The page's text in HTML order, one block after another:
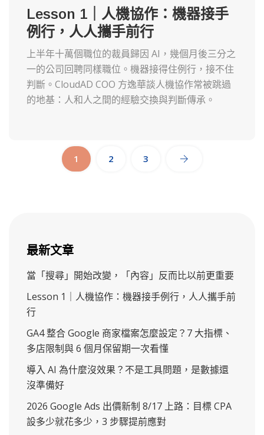
Lesson 1｜人機協作：機器接手
例行，人人攜手前行
上半年十萬個職位的裁員歸因 AI，幾個月後三分之
一的公司回聘同樣職位。機器接得住例行，接不住
判斷。CloudAD COO 方逸華談人機協作常被跳過
的地基：人和人之間的經驗交換與判斷傳承。
1 2 3
最新文章
當「搜尋」開始改變，「內容」反而比以前更重要
Lesson 1｜人機協作：機器接手例行，人人攜手前
行
GA4 整合 Google 商家檔案怎麼設定？7 大指標、
多店限制與 6 個月保留期一次看懂
導入 AI 為什麼沒效果？不是工具問題，是數據還
沒準備好
2026 Google Ads 出價新制 8/17 上路：目標 CPA
設多少就花多少，3 步驟提前應對